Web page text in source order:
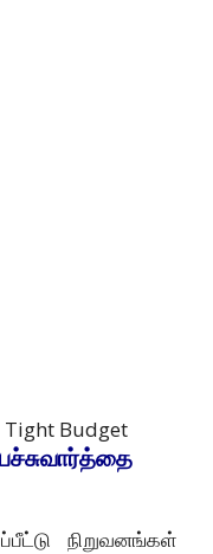
Tight Budget
நிறுவனங்கள்